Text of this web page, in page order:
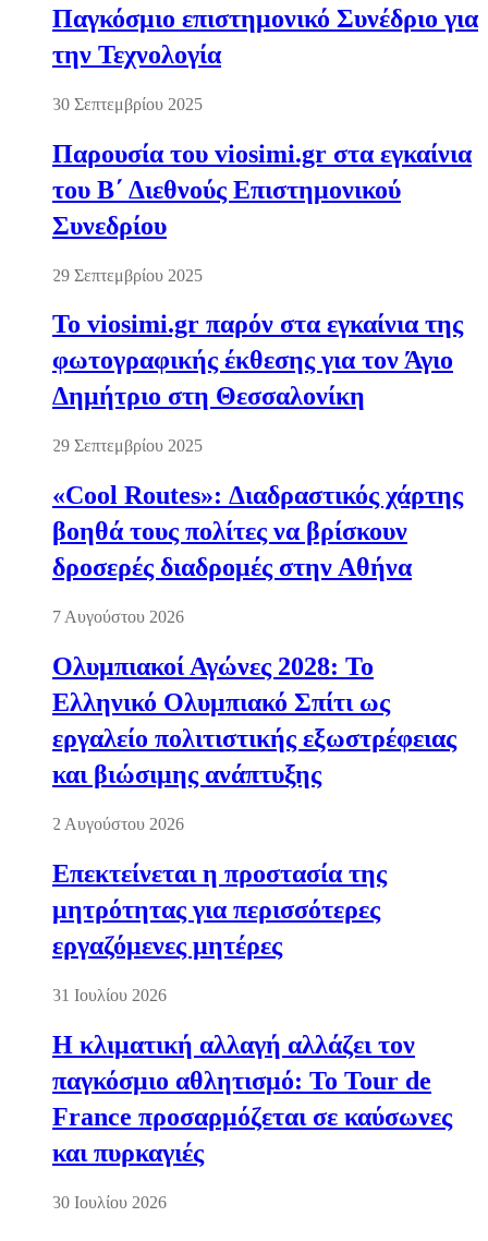
Παγκόσμιο επιστημονικό Συνέδριο για
την Τεχνολογία
30 Σεπτεμβρίου 2025
Παρουσία του viosimi.gr στα εγκαίνια
του Β΄ Διεθνούς Επιστημονικού
Συνεδρίου
29 Σεπτεμβρίου 2025
Το viosimi.gr παρόν στα εγκαίνια της
φωτογραφικής έκθεσης για τον Άγιο
Δημήτριο στη Θεσσαλονίκη
29 Σεπτεμβρίου 2025
«Cool Routes»: Διαδραστικός χάρτης
βοηθά τους πολίτες να βρίσκουν
δροσερές διαδρομές στην Αθήνα
7 Αυγούστου 2026
Ολυμπιακοί Αγώνες 2028: Το
Ελληνικό Ολυμπιακό Σπίτι ως
εργαλείο πολιτιστικής εξωστρέφειας
και βιώσιμης ανάπτυξης
2 Αυγούστου 2026
Επεκτείνεται η προστασία της
μητρότητας για περισσότερες
εργαζόμενες μητέρες
31 Ιουλίου 2026
Η κλιματική αλλαγή αλλάζει τον
παγκόσμιο αθλητισμό: Το Tour de
France προσαρμόζεται σε καύσωνες
και πυρκαγιές
30 Ιουλίου 2026